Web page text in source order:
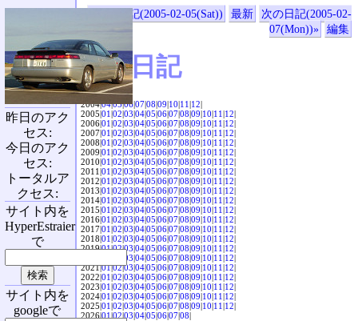
«前の日記(2005-02-05(Sat)) 最新
次の日記(2005-02-
07(Mon))»
編集
SVX日記
2004|04|05|06|07|08|09|10|11|12|
2005|01|02|03|04|05|06|07|08|09|10|11|12|
2006|01|02|03|04|05|06|07|08|09|10|11|12|
2007|01|02|03|04|05|06|07|08|09|10|11|12|
2008|01|02|03|04|05|06|07|08|09|10|11|12|
2009|01|02|03|04|05|06|07|08|09|10|11|12|
2010|01|02|03|04|05|06|07|08|09|10|11|12|
2011|01|02|03|04|05|06|07|08|09|10|11|12|
2012|01|02|03|04|05|06|07|08|09|10|11|12|
2013|01|02|03|04|05|06|07|08|09|10|11|12|
2014|01|02|03|04|05|06|07|08|09|10|11|12|
2015|01|02|03|04|05|06|07|08|09|10|11|12|
2016|01|02|03|04|05|06|07|08|09|10|11|12|
2017|01|02|03|04|05|06|07|08|09|10|11|12|
2018|01|02|03|04|05|06|07|08|09|10|11|12|
2019|01|02|03|04|05|06|07|08|09|10|11|12|
03|04|05|06|07|08|09|10|11|12|
2021|01|02|03|04|05|06|07|08|09|10|11|12|
2022|01|02|03|04|05|06|07|08|09|10|11|12|
2023|01|02|03|04|05|06|07|08|09|10|11|12|
2024|01|02|03|04|05|06|07|08|09|10|11|12|
2025|01|02|03|04|05|06|07|08|09|10|11|12|
2026|01|02|03|04|05|06|07|08|
昨日のアク
セス:
今日のアク
セス:
トータルア
クセス:
サイト内を
HyperEstraier
で
サイト内を
googleで